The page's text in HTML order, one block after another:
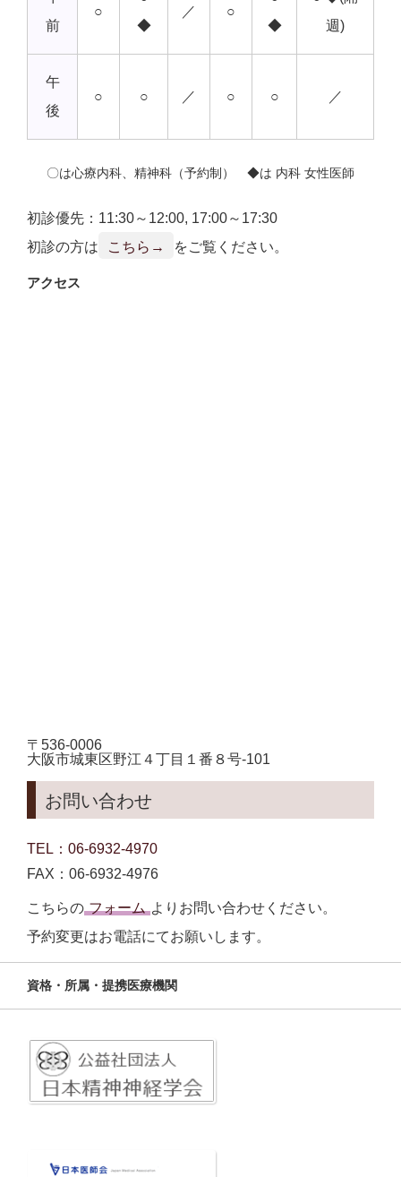
前
○
◆
／ ○
◆
週)
午
後
○ ○ ／ ○ ○ ／
〇は心療内科、精神科（予約制） ◆は 内科 女性医師
初診優先：11:30～12:00, 17:00～17:30
初診の方は
こちら→ をご覧ください。
アクセス
〒536-0006
大阪市城東区野江４丁目１番８号-101
お問い合わせ
TEL：06-6932-4970
FAX：06-6932-4976
こちらの フォーム よりお問い合わせください。
予約変更はお電話にてお願いします。
資格・所属・提携医療機関